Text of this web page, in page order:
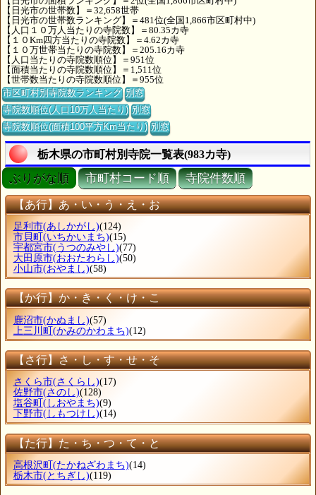
【日光市の世帯数】＝32,658世帯
【日光市の世帯数ランキング】＝481位(全国1,866市区町村中)
【人口１０万人当たりの寺院数】＝80.35カ寺
【１０Km四方当たりの寺院数】＝4.62カ寺
【１０万世帯当たりの寺院数】＝205.16カ寺
【人口当たりの寺院数順位】＝951位
【面積当たりの寺院数順位】＝1,511位
【世帯数当たりの寺院数順位】＝955位
市区町村別寺院数ランキング 別窓
寺院数順位(人口10万人当たり) 別窓
寺院数順位(面積100平方Km当たり) 別窓
栃木県の市町村別寺院一覧表(983カ寺)
ぶりがな順 市町村コード順 寺院件数順
【あ行】あ・い・う・え・お
足利市(あしかがし)(124)
市貝町 (いちかいまち)(15)
宇都宮市(うつのみやし)(77)
大田原市(おおたわらし)(50)
小山市(おやまし)(58)
【か行】か・き・く・け・こ
鹿沼市(かぬまし)(57)
上三川町(かみのかわまち)(12)
【さ行】さ・し・す・せ・そ
さくら市(さくらし)(17)
佐野市(さのし)(128)
塩谷町 (しおやまち)(9)
下野市(しもつけし)(14)
【た行】た・ち・つ・て・と
高根沢町 (たかねざわまち)(14)
栃木市(とちぎし)(119)